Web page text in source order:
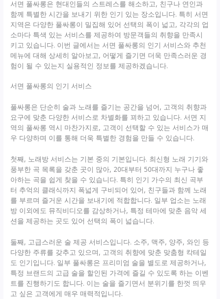
서면 풀싸롱은 현대인들의 스트레스를 해소하고, 친구나 연인과
함께 특별한 시간을 보내기 위한 인기 있는 장소입니다. 특히 서면
지역은 다양한 풀싸롱이 밀집해 있어 선택의 폭이 넓고, 각각의 업
소마다 특색 있는 서비스를 제공하여 방문객들의 취향을 만족시
키고 있습니다. 이번 글에서는 서면 풀싸롱의 인기 서비스와 추천
메뉴에 대해 상세히 알아보고, 어떻게 즐기면 더욱 만족스러운 경
험이 될 수 있는지 실용적인 정보를 제공하겠습니다.
서면 풀싸롱의 인기 서비스
풀싸롱은 단순히 술과 노래를 즐기는 공간을 넘어, 고객의 취향과
요구에 맞춘 다양한 서비스로 차별화를 꾀하고 있습니다. 서면 지
역의 풀싸롱 역시 마찬가지로, 고객이 선택할 수 있는 서비스가 매
우 다양하며 이를 통해 더욱 특별한 경험을 만들 수 있습니다.
첫째, 노래방 서비스는 기본 중의 기본입니다. 최신형 노래 기기와
풍부한 곡 목록을 갖춘 곳이 많아, 20대부터 50대까지 누구나 좋
아하는 곡을 쉽게 찾을 수 있습니다. 특히 인기 가수의 최신 곡부
터 추억의 클래식까지 폭넓게 구비되어 있어, 친구들과 함께 노래
를 부르며 즐거운 시간을 보내기에 적합합니다. 일부 업소는 노래
방 이외에도 뮤직비디오를 감상하거나, 특정 테마에 맞춘 음악 세
션을 제공하는 곳도 있어 선택의 폭이 넓습니다.
둘째, 고급스러운 술 제공 서비스입니다. 소주, 맥주, 양주, 와인 등
다양한 주류를 갖추고 있으며, 고객의 취향에 맞춘 맞춤형 칵테일
도 인기입니다. 일부 풀싸롱은 프리미엄 술을 별도로 제공하거나,
특정 브랜드의 고급 술을 할인된 가격에 즐길 수 있도록 하는 이벤
트를 진행하기도 합니다. 이는 술을 즐기면서 분위기를 한껏 띄우
고 싶은 고객에게 매우 매력적입니다.